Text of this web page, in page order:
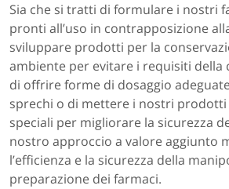
Sia che si tratti di formulare i nostri
pronti all’uso in contrapposizione
sviluppare prodotti per la
ambiente per evitare i requisiti della
di offrire forme di dosaggio
sprechi o di mettere i nostri prodotti
speciali per migliorare la sicurezza
nostro approccio a valore aggiunto
l’efficienza e la sicurezza della
preparazione dei farmaci.